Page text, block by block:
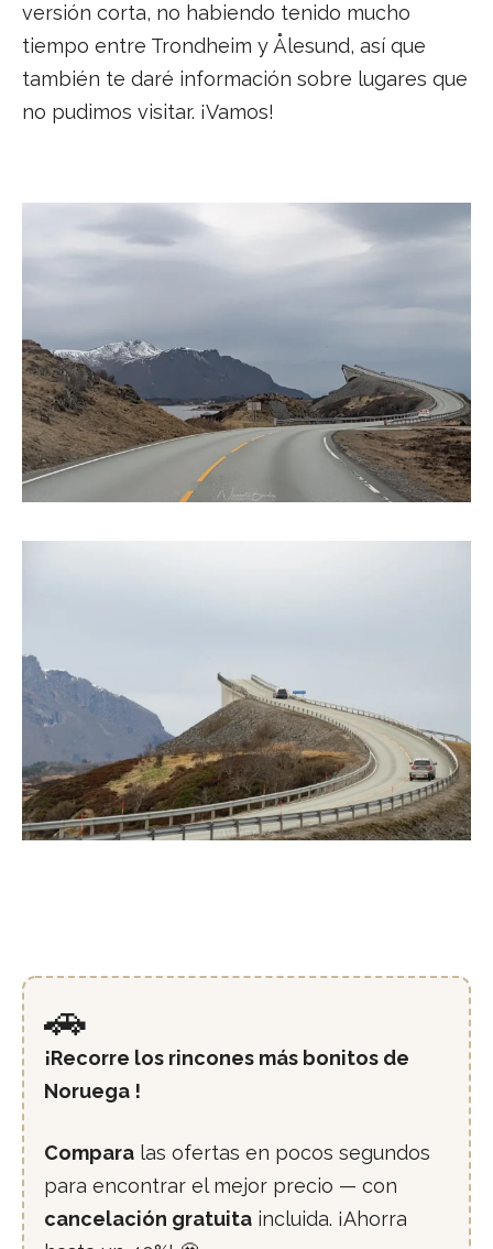
versión corta, no habiendo tenido mucho
tiempo entre Trondheim y Ålesund, así que
también te daré información sobre lugares que
no pudimos visitar. ¡Vamos!
🚗
¡Recorre los rincones más bonitos de
Noruega !
Compara las ofertas en pocos segundos
para encontrar el mejor precio — con
cancelación gratuita incluida. ¡Ahorra